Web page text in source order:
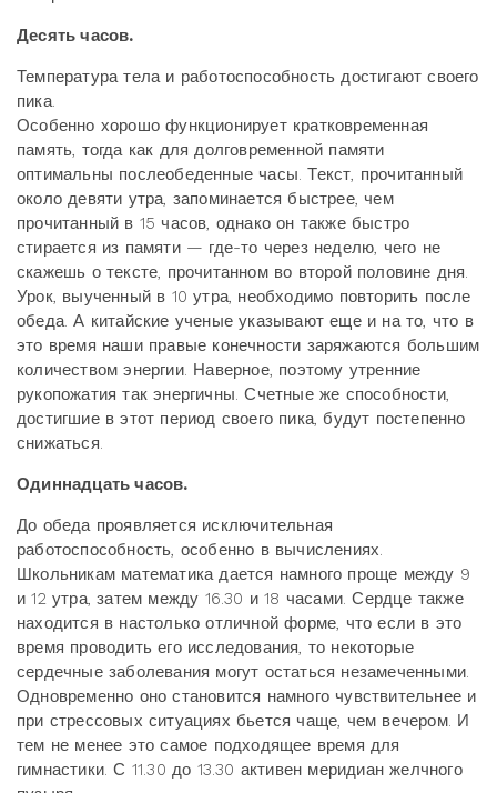
Десять часов.
Температура тела и работоспособность достигают своего
пика.
Особенно хорошо функционирует кратковременная
память, тогда как для долговременной памяти
оптимальны послеобеденные часы. Текст, прочитанный
около девяти утра, запоминается быстрее, чем
прочитанный в 15 часов, однако он также быстро
стирается из памяти — где-то через неделю, чего не
скажешь о тексте, прочитанном во второй половине дня.
Урок, выученный в 10 утра, необходимо повторить после
обеда. А китайские ученые указывают еще и на то, что в
это время наши правые конечности заряжаются большим
количеством энергии. Наверное, поэтому утренние
рукопожатия так энергичны. Счетные же способности,
достигшие в этот период своего пика, будут постепенно
снижаться.
Одиннадцать часов.
До обеда проявляется исключительная
работоспособность, особенно в вычислениях.
Школьникам математика дается намного проще между 9
и 12 утра, затем между 16.30 и 18 часами. Сердце также
находится в настолько отличной форме, что если в это
время проводить его исследования, то некоторые
сердечные заболевания могут остаться незамеченными.
Одновременно оно становится намного чувствительнее и
при стрессовых ситуациях бьется чаще, чем вечером. И
тем не менее это самое подходящее время для
гимнастики. С 11.30 до 13.30 активен меридиан желчного